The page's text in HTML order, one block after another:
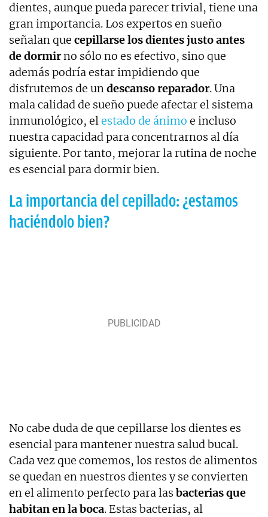
dientes, aunque pueda parecer trivial, tiene una
gran importancia. Los expertos en sueño
señalan que cepillarse los dientes justo antes
de dormirno sólo no es efectivo, sino que
además podría estar impidiendo que
disfrutemos de undescanso reparador. Una
mala calidad de sueño puede afectar el sistema
inmunológico, elestado de ánimo e incluso
nuestra capacidad para concentrarnos al día
siguiente. Por tanto, mejorar la rutina de noche
es esencial para dormir bien.
La importancia del cepillado: ¿estamos
haciéndolo bien?
No cabe duda de que cepillarse los dientes es
esencial para mantener nuestra salud bucal.
Cada vez que comemos, los restos de alimentos
se quedan en nuestros dientes y se convierten
en el alimento perfecto para las bacterias que
habitan en la boca. Estas bacterias, al